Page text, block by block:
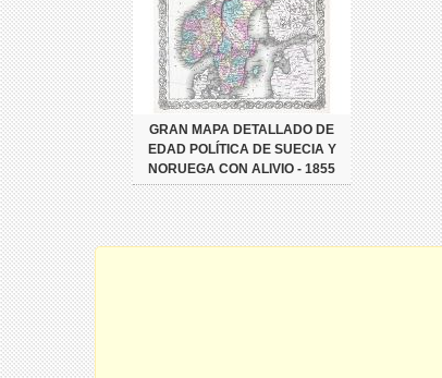
GRAN MAPA DETALLADO DE
EDAD POLÍTICA DE SUECIA Y
NORUEGA CON ALIVIO - 1855